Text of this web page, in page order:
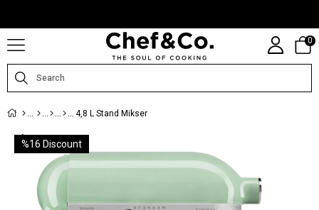
0
4,8 L Stand Mikser
%16 Discount